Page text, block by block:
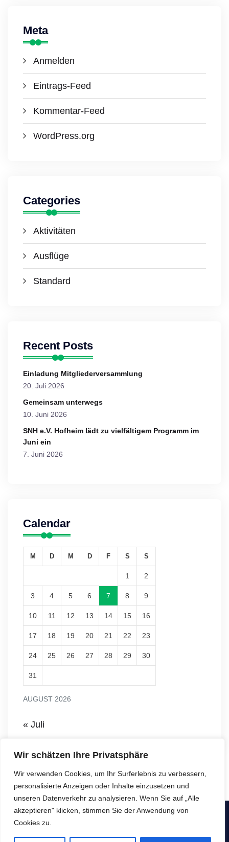
Wir schätzen Ihre Privatsphäre
Wir verwenden Cookies, um Ihr Surferlebnis zu verbessern,
personalisierte Anzeigen oder Inhalte einzusetzen und
unseren Datenverkehr zu analysieren. Wenn Sie auf „Alle
akzeptieren" klicken, stimmen Sie der Anwendung von
Cookies zu.
Meta
Anmelden
Eintrags-Feed
Kommentar-Feed
WordPress.org
Categories
Aktivitäten
Ausflüge
Standard
Recent Posts
Einladung Mitgliederversammlung
20. Juli 2026
Gemeinsam unterwegs
10. Juni 2026
SNH e.V. Hofheim lädt zu vielfältigem Programm im
Juni ein
7. Juni 2026
Calendar
AUGUST 2026
M D M D F S S
1 2
3 4 5 6 7 8 9
10 11 12 13 14 15 16
17 18 19 20 21 22 23
24 25 26 27 28 29 30
31
« Juli
Copyright © SeniorenNachbarschaftsHilfe e.V. - Alle Rechte